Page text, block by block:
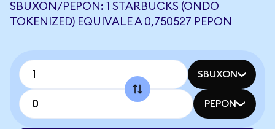
SBUXON/PEPON: 1 STARBUCKS (ONDO
TOKENIZED) EQUIVALE A 0,750527 PEPON
SBUXON
PEPON